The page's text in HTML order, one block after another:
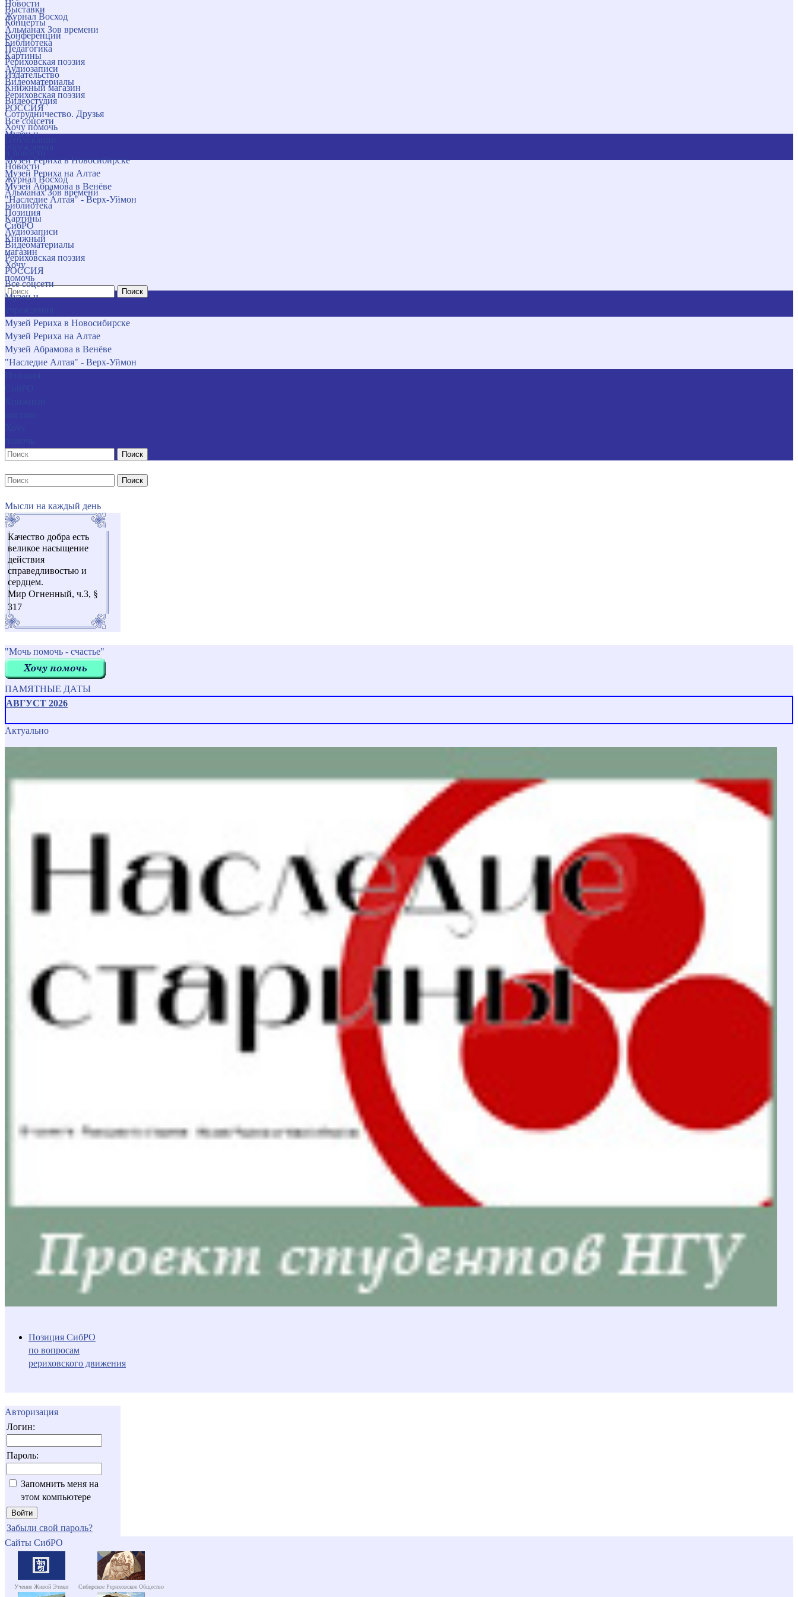
Новости
Журнал Восход
Альманах Зов времени
Библиотека
Картины
Аудиозаписи
Видеоматериалы
Рериховская поэзия
РОССИЯ
Все соцсети
Музеи и
Музей Рериха в Новосибирске
Музей Рериха на Алтае
Музей Абрамова в Венёве
"Наследие Алтая" - Верх-Уймон
Позиция
СибРО
Книжный
магазин
Хочу
помочь
Поиск
Выставки
Концерты
Конференции
Педагогика
Рериховская поэзия
Издательство
Книжный магазин
Видеостудия
Сотрудничество. Друзья
Хочу помочь
Новости
Журнал Восход
Альманах Зов времени
Библиотека
Картины
Аудиозаписи
Видеоматериалы
Рериховская поэзия
РОССИЯ
Все соцсети
Музеи и
Музей Рериха в Новосибирске
Музей Рериха на Алтае
Музей Абрамова в Венёве
"Наследие Алтая" - Верх-Уймон
Поиск
Поиск
Мысли на каждый день
Качество добра есть
великое насыщение
действия
справедливостью и
сердцем.
Мир Огненный, ч.3, §
317
"Мочь помочь - счастье"
ПАМЯТНЫЕ ДАТЫ
АВГУСТ 2026
Актуально
Позиция СибРО
по вопросам
рериховского движения
Авторизация
Логин:
Пароль:
Запомнить меня на
этом компьютере
Забыли свой пароль?
Сайты СибРО
Учение Живой Этики Сибирское Рериховское Общество